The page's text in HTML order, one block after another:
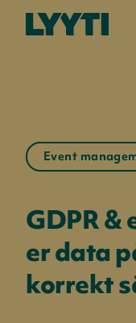
Event
GDPR &
er data
korrekt